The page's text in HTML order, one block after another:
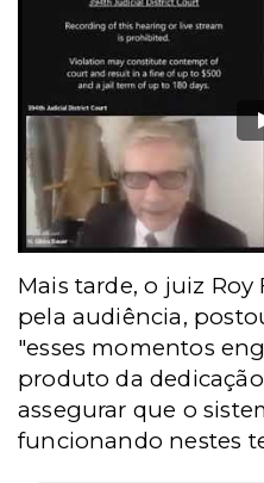
Mais tarde, o juiz
pela audiência,
"esses momentos
produto da
assegurar que o
funcionando nestes